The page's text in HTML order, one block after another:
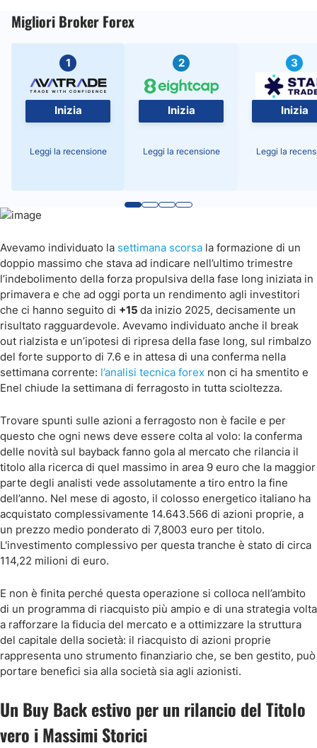
Migliori Broker Forex
1
Inizia
Leggi la recensione
2
Inizia
Leggi la recensione
3
Inizia
Leggi la
Avevamo individuato la settimana scorsa la formazione di un
doppio massimo che stava ad indicare nell’ultimo trimestre
l’indebolimento della forza propulsiva della fase long iniziata in
primavera e che ad oggi porta un rendimento agli investitori
che ci hanno seguito di +15 da inizio 2025, decisamente un
risultato ragguardevole. Avevamo individuato anche il break
out rialzista e un’ipotesi di ripresa della fase long, sul rimbalzo
del forte supporto di 7.6 e in attesa di una conferma nella
settimana corrente: l’analisi tecnica forex non ci ha smentito e
Enel chiude la settimana di ferragosto in tutta scioltezza.
Trovare spunti sulle azioni a ferragosto non è facile e per
questo che ogni news deve essere colta al volo: la conferma
delle novità sul bayback fanno gola al mercato che rilancia il
titolo alla ricerca di quel massimo in area 9 euro che la maggior
parte degli analisti vede assolutamente a tiro entro la fine
dell’anno. Nel mese di agosto, il colosso energetico italiano ha
acquistato complessivamente 14.643.566 di azioni proprie, a
un prezzo medio ponderato di 7,8003 euro per titolo.
L'investimento complessivo per questa tranche è stato di circa
114,22 milioni di euro.
E non è finita perché questa operazione si colloca nell’ambito
di un programma di riacquisto più ampio e di una strategia volta
a rafforzare la fiducia del mercato e a ottimizzare la struttura
del capitale della società: il riacquisto di azioni proprie
rappresenta uno strumento finanziario che, se ben gestito, può
portare benefici sia alla società sia agli azionisti.
Un Buy Back estivo per un rilancio del Titolo
vero i Massimi Storici